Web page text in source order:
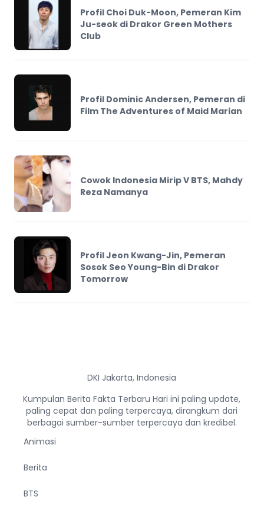
Profil Choi Duk-Moon, Pemeran Kim
Ju-seok di Drakor Green Mothers
Club
Profil Dominic Andersen, Pemeran di
Film The Adventures of Maid Marian
Cowok Indonesia Mirip V BTS, Mahdy
Reza Namanya
Profil Jeon Kwang-Jin, Pemeran
Sosok Seo Young-Bin di Drakor
Tomorrow
DKI Jakarta, Indonesia
Kumpulan Berita Fakta Terbaru Hari ini paling update,
paling cepat dan paling terpercaya, dirangkum dari
berbagai sumber-sumber terpercaya dan kredibel.
Animasi
Berita
BTS